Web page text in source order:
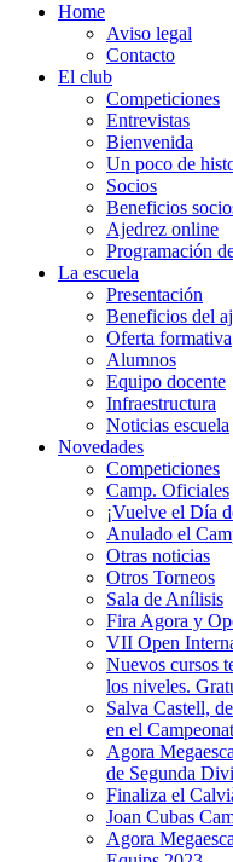
Home
Aviso legal
Contacto
El club
Competiciones
Entrevistas
Bienvenida
Un poco de
Socios
Beneficios
Ajedrez online
Programación
La escuela
Presentación
Beneficios del
Oferta formativa
Alumnos
Equipo docente
Infraestructura
Noticias escuela
Novedades
Competiciones
Camp. Oficiales
¡Vuelve el Dí­a
Anulado el
Otras noticias
Otros Torneos
Sala de Anílisis
Fira Agora y
VII Open
Nuevos cursos
los niveles.
Salva Castell,
en el
Agora
de Segunda
Finaliza el
Joan Cubas
Agora